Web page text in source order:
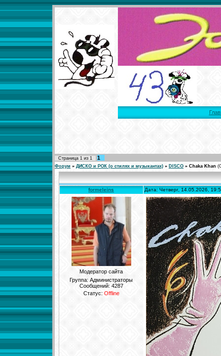
Страница 1 из 1 1
Форум » ДИСКО и РОК (о стилях и музыкантах) » DISCO » Chaka Khan
formeleins Дата: Четверг, 14.05.2026,
Модератор сайта
Группа: Администраторы
Сообщений: 4287
Статус: Offline